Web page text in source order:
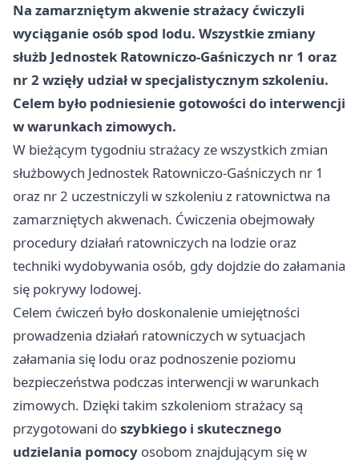
Na zamarzniętym akwenie strażacy ćwiczyli
wyciąganie osób spod lodu. Wszystkie zmiany
służb Jednostek Ratowniczo-Gaśniczych nr 1 oraz
nr 2 wzięły udział w specjalistycznym szkoleniu.
Celem było podniesienie gotowości do interwencji
w warunkach zimowych.
W bieżącym tygodniu strażacy ze wszystkich zmian
służbowych Jednostek Ratowniczo-Gaśniczych nr 1
oraz nr 2 uczestniczyli w szkoleniu z ratownictwa na
zamarzniętych akwenach. Ćwiczenia obejmowały
procedury działań ratowniczych na lodzie oraz
techniki wydobywania osób, gdy dojdzie do załamania
się pokrywy lodowej.
Celem ćwiczeń było doskonalenie umiejętności
prowadzenia działań ratowniczych w sytuacjach
załamania się lodu oraz podnoszenie poziomu
bezpieczeństwa podczas interwencji w warunkach
zimowych. Dzięki takim szkoleniom strażacy są
przygotowani doszybkiego i skutecznego
udzielania pomocy osobom znajdującym się w